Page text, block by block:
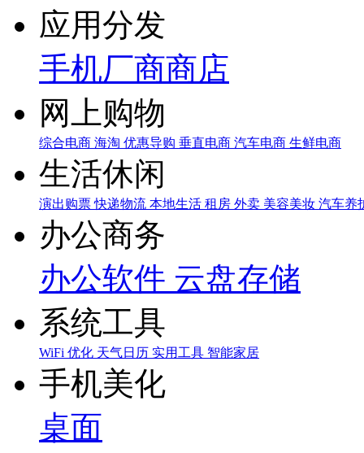
应用分发
手机厂商商店
网上购物
综合电商 海淘 优惠导购 垂直电商 汽车电商 生鲜电商
生活休闲
演出购票 快递物流 本地生活 租房 外卖 美容美妆 汽车养
办公商务
办公软件 云盘存储
系统工具
WiFi 优化 天气日历 实用工具 智能家居
手机美化
桌面